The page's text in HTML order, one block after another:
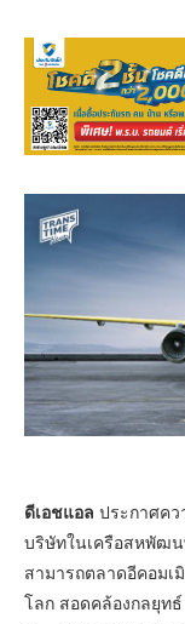
ดีเอชแอล ประกาศค
บริษัทในเครือสหพัฒ
สามารถตลาดอีคอมเ
โลก สอดคล้องกลยุทธ์